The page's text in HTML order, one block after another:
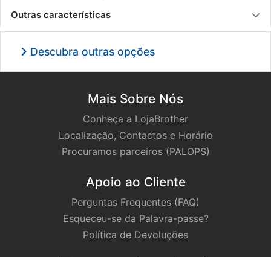
Outras características
Descubra outras opções
Mais Sobre Nós
Conheça a LojaBrother
Localização, Contactos e Horário
Procuramos parceiros (PALOPS)
Apoio ao Cliente
Perguntas Frequentes (FAQ)
Esqueceu-se da Palavra-passe?
Política de Devoluções